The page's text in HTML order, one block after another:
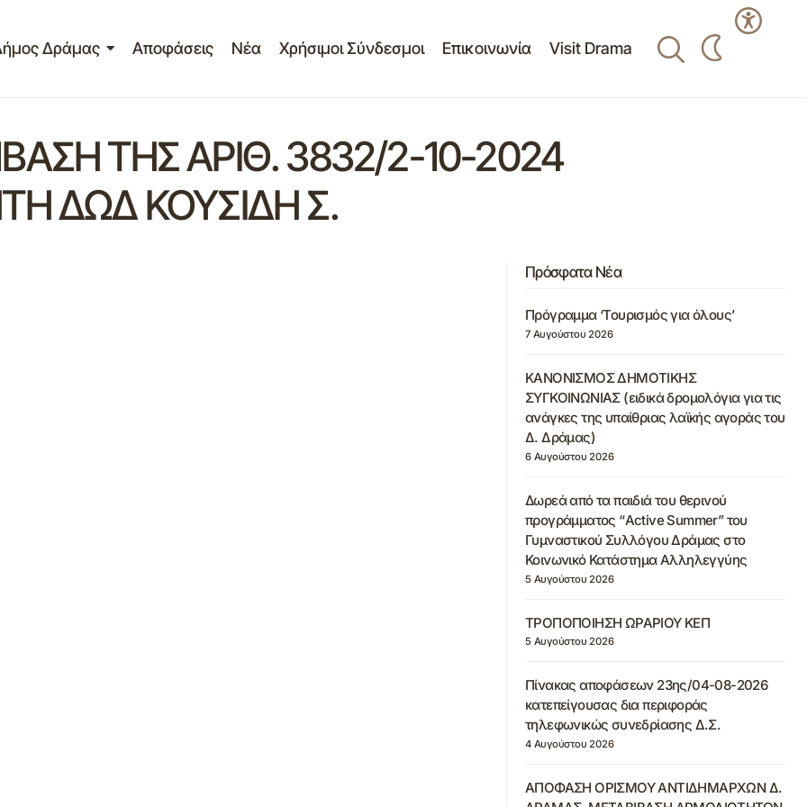
Δράμας Αποφάσεις Νέα Χρήσιμοι Σύνδεσμοι Επικοινωνία Visit Drama
ΤΗΣ ΑΡΙΘ. 3832/2-10-2024
ΔΩΔ ΚΟΥΣΙΔΗ Σ.
Πρόσφατα Νέα
Πρόγραμμα ‘Τουρισμός για όλους’
7 Αυγούστου 2026
ΚΑΝΟΝΙΣΜΟΣ ΔΗΜΟΤΙΚΗΣ
ΣΥΓΚΟΙΝΩΝΙΑΣ (ειδικά δρομολόγια για τις
ανάγκες της υπαίθριας λαϊκής αγοράς του
Δ. Δράμας)
6 Αυγούστου 2026
Δωρεά από τα παιδιά του θερινού
προγράμματος “Active Summer” του
Γυμναστικού Συλλόγου Δράμας στο
Κοινωνικό Κατάστημα Αλληλεγγύης
5 Αυγούστου 2026
ΤΡΟΠΟΠΟΙΗΣΗ ΩΡΑΡΙΟΥ ΚΕΠ
5 Αυγούστου 2026
Πίνακας αποφάσεων 23ης/04-08-2026
κατεπείγουσας δια περιφοράς
τηλεφωνικώς συνεδρίασης Δ.Σ.
4 Αυγούστου 2026
ΑΠΟΦΑΣΗ ΟΡΙΣΜΟΥ ΑΝΤΙΔΗΜΑΡΧΩΝ Δ.